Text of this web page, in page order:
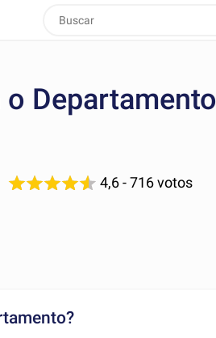
Departamento
4,6- 716 votos